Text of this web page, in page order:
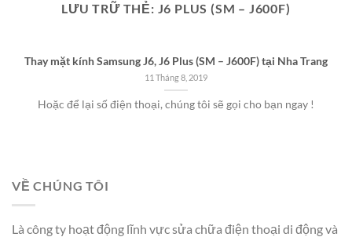
LƯU TRỮ THẺ: J6 PLUS (SM – J600F)
Thay mặt kính Samsung J6, J6 Plus (SM – J600F) tại Nha Trang
11 Tháng 8, 2019
Hoặc để lại số điện thoại, chúng tôi sẽ gọi cho bạn ngay !
VỀ CHÚNG TÔI
Là công ty hoạt động lĩnh vực sửa chữa điện thoại di động và